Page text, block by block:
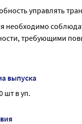
управлять
необходимо
требующими
выпуска
шт в уп.